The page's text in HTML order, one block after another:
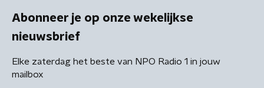
Abonneer je op onze wekelijkse
nieuwsbrief
Elke zaterdag het beste van NPO Radio 1 in jouw
mailbox